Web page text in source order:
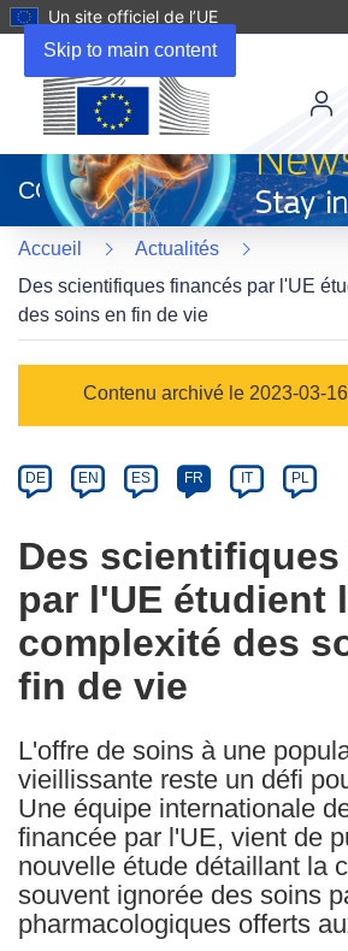
Skip to main content
Un site officiel de l’UE
dans
une
nouvelle
fenêtre)
CORDIS
Accueil
Actualités
Des scientifiques financés par l'UE
des soins en fin de vie
Category
Contenu archivé le 2023-03-16
Article
available
the
following
languages:
DE EN ES FR IT PL
Des
par l'UE étudient
complexité des
fin de vie
L'offre de soins à une
vieillissante reste un défi
Une équipe internationale
financée par l'UE, vient de
nouvelle étude détaillant la
souvent ignorée des soins
pharmacologiques offerts